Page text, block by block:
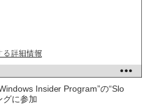
Insider Program”の“Slo
グに参加